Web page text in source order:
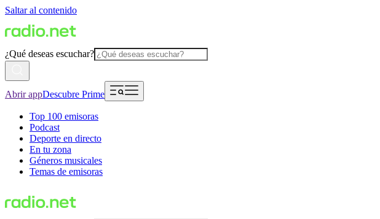
Saltar al contenido
¿Qué deseas escuchar?
Abrir appDescubre Prime
Top 100 emisoras
Podcast
Deporte en directo
En tu zona
Géneros musicales
Temas de emisoras